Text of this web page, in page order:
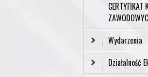
CERTYFIKAT
Wydarzenia
Działalność